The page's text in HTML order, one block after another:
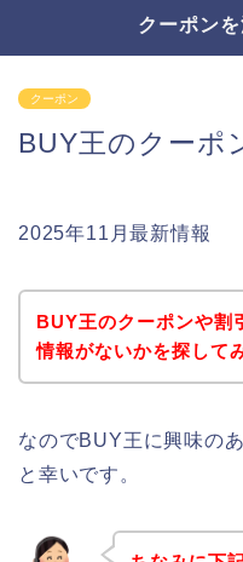
クーポン
クーポン
BUY王のクーポ
2025年11月最新情報
BUY王のクーポンや割
情報がないかを探して
なのでBUY王に興味の
と幸いです。